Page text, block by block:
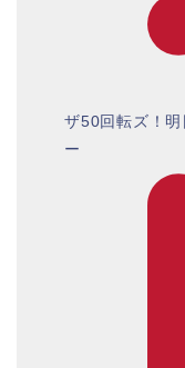
ザ50回転ズ！
ー